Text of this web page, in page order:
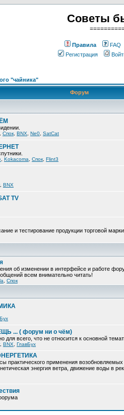
Советы
Правила
FAQ
Регистрация
"чайника"
Форум
Спок BNX Ne0 SatCat
Kokacoma Спок Flint3
BNX
TV
и тестирование продукции торговой
об изменении в интерфейсе и работе
всем внимательно читать!
Спок
... ( форум ни о чём)
для всего, что не относится к основной
BNX ГлавБух
практического применения
энергия ветра, движение воды в